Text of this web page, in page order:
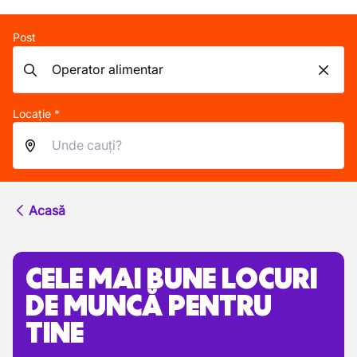
Post
Locație *
Acasă
CELE MAI BUNE LOCURI
DE MUNCĂ PENTRU
TINE